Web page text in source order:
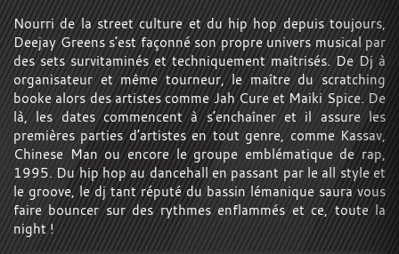
Nourri de la street culture et du hip hop depuis toujours,
Deejay Greens s’est façonné son propre univers musical par
des sets survitaminés et techniquement maîtrisés. De Dj à
organisateur et même tourneur, le maître du scratching
booke alors des artistes comme Jah Cure et Maiki Spice. De
là, les dates commencent à s’enchaîner et il assure les
premières parties d’artistes en tout genre, comme Kassav,
Chinese Man ou encore le groupe emblématique de rap,
1995. Du hip hop au dancehall en passant par le all style et
le groove, le dj tant réputé du bassin lémanique saura vous
faire bouncer sur des rythmes enflammés et ce, toute la
night !